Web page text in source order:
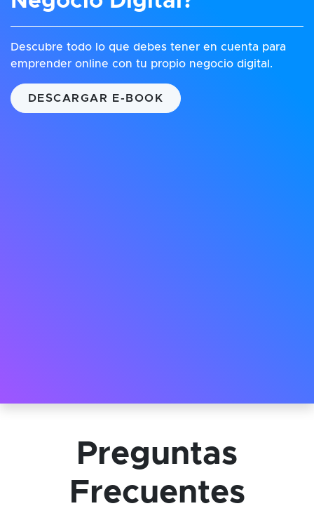
Descubre todo lo que debes tener en cuenta para
emprender online con tu propio negocio digital.
DESCARGAR E-BOOK
Preguntas
Frecuentes